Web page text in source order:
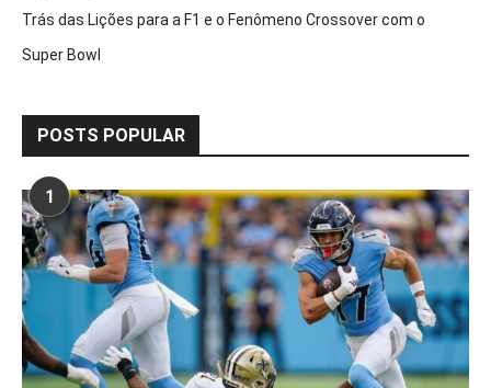
Trás das Lições para a F1 e o Fenômeno Crossover com o
Super Bowl
POSTS POPULAR
1